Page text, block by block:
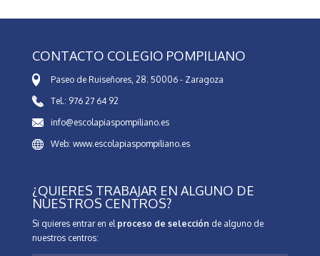
CONTACTO COLEGIO POMPILIANO
Paseo de Ruiseñores, 28. 50006 - Zaragoza
Tel.: 976 27 64 92
info@escolapiaspompiliano.es
Web: www.escolapiaspompiliano.es
¿QUIERES TRABAJAR EN ALGUNO DE
NUESTROS CENTROS?
Si quieres entrar en el proceso de selección de alguno de
nuestros centros: